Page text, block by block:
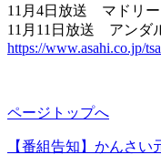
11月4日放送 マドリー
11月11日放送 アンダ
https://www.asahi.co.jp/
ページトップへ
【番組告知】かんさい